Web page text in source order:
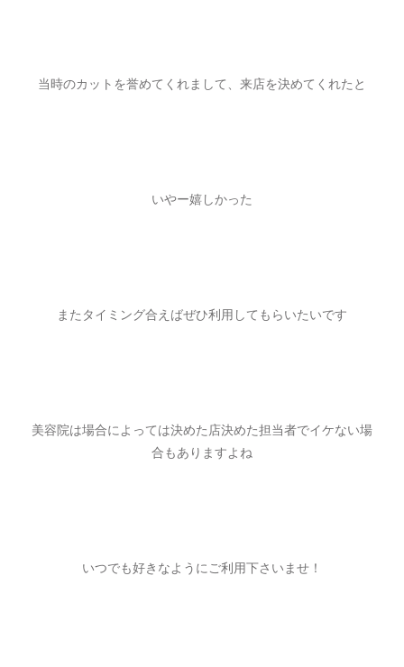
当時のカットを誉めてくれまして、来店を決めてくれたと
いやー嬉しかった
またタイミング合えばぜひ利用してもらいたいです
美容院は場合によっては決めた店決めた担当者でイケない場
合もありますよね
いつでも好きなようにご利用下さいませ！